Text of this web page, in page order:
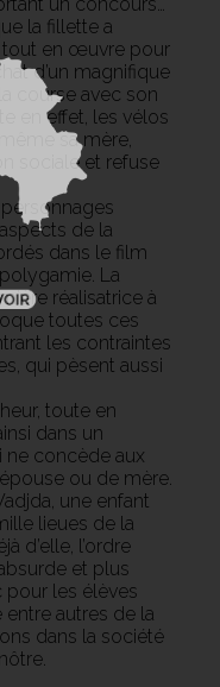
la fillette a
en œuvre pour
d’un magnifique
course avec son
en effet, les vélos
sa mère,
sociale et refuse
de la
dans le film
La
réalisatrice à
toutes ces
les contraintes
qui pèsent aussi
toute en
dans un
concède aux
ou de mère.
une enfant
lieues de la
d’elle, l’ordre
et plus
pour les élèves
autres de la
dans la société